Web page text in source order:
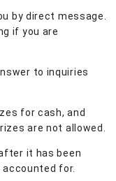
by direct message.
if you are
to inquiries
for cash, and
are not allowed.
it has been
for.